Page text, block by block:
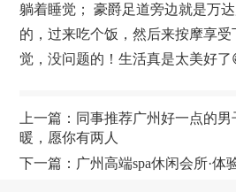
躺着睡觉； 豪爵足道旁边就是万
的，过来吃个饭，然后来按摩享
觉，没问题的！生活真是太美好了
上一篇： 同事推荐广州好一点的
暖，愿你有两人
下一篇： 广州高端spa休闲会所·体